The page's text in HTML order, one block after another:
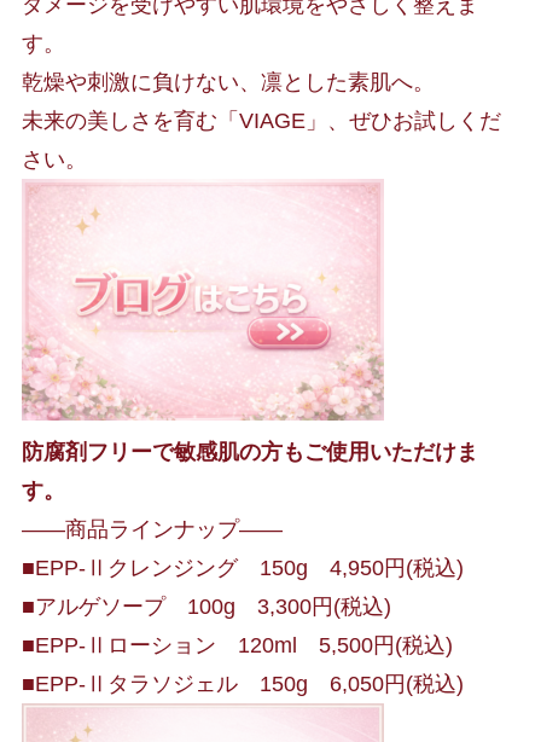
す。
乾燥や刺激に負けない、凛とした素肌へ。
未来の美しさを育む「VIAGE」、ぜひお試しくだ
さい。
防腐剤フリーで敏感肌の方もご使用いただけま
す。
――商品ラインナップ――
■EPP-Ⅱクレンジング 150g 4,950円(税込)
■アルゲソープ 100g 3,300円(税込)
■EPP-Ⅱローション 120ml 5,500円(税込)
■EPP-Ⅱタラソジェル 150g 6,050円(税込)